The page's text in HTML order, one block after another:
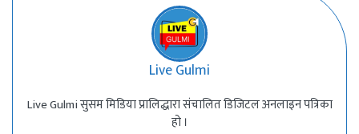
Live Gulmi
Live Gulmi सुसम मिडिया प्रालिद्धारा संचालित डिजिटल अनलाइन पत्रिका
हो ।